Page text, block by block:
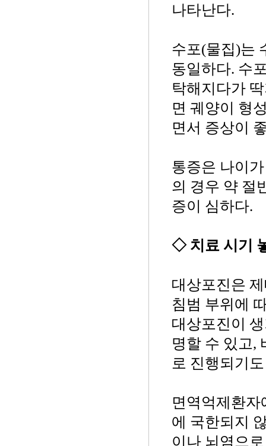
나타난다.
수포(물집)는
동일하다. 수
탁해지다가
면 궤양이 형
면서 증상이
통증은 나이
의 경우 약 절
증이 심하다.
◇ 치료 시기
대상포진은
침범 부위에
대상포진이
명할 수 있고,
로 진행되기
면역억제환
에 국한되지
이나 뇌염으